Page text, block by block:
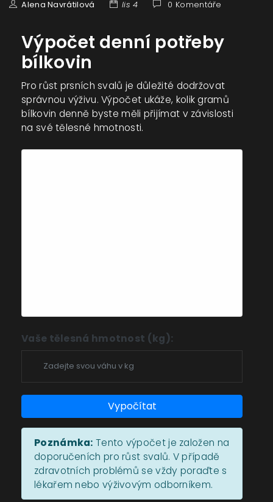
Alena Navrátilová lis 4 0 Komentáře
Výpočet denní potřeby
bílkovin
Pro růst prsních svalů je důležité dodržovat
správnou výživu. Výpočet ukáže, kolik gramů
bílkovin denně byste měli přijímat v závislosti
na své tělesné hmotnosti.
Vaše tělesná hmotnost (kg):
Vypočítat
Poznámka: Tento výpočet je založen na
doporučeních pro růst svalů. V případě
zdravotních problémů se vždy poraďte s
lékařem nebo výživovým odborníkem.